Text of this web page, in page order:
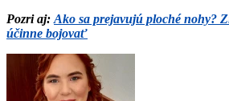
Pozri aj: Ako sa prejavujú ploché nohy?
účinne bojovať